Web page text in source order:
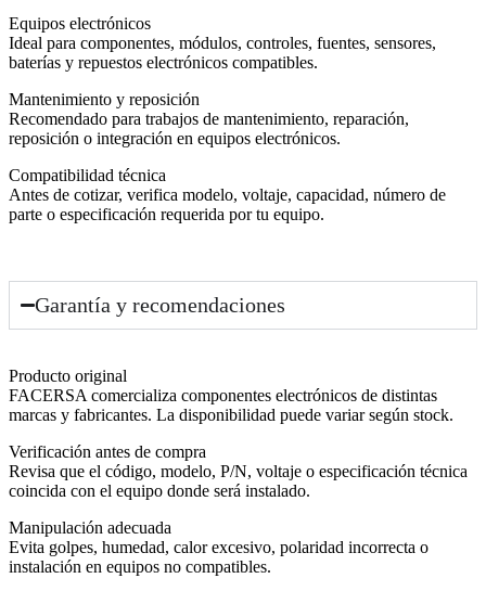
Equipos electrónicos
Ideal para componentes, módulos, controles, fuentes, sensores,
baterías y repuestos electrónicos compatibles.
Mantenimiento y reposición
Recomendado para trabajos de mantenimiento, reparación,
reposición o integración en equipos electrónicos.
Compatibilidad técnica
Antes de cotizar, verifica modelo, voltaje, capacidad, número de
parte o especificación requerida por tu equipo.
Garantía y recomendaciones
Producto original
FACERSA comercializa componentes electrónicos de distintas
marcas y fabricantes. La disponibilidad puede variar según stock.
Verificación antes de compra
Revisa que el código, modelo, P/N, voltaje o especificación técnica
coincida con el equipo donde será instalado.
Manipulación adecuada
Evita golpes, humedad, calor excesivo, polaridad incorrecta o
instalación en equipos no compatibles.